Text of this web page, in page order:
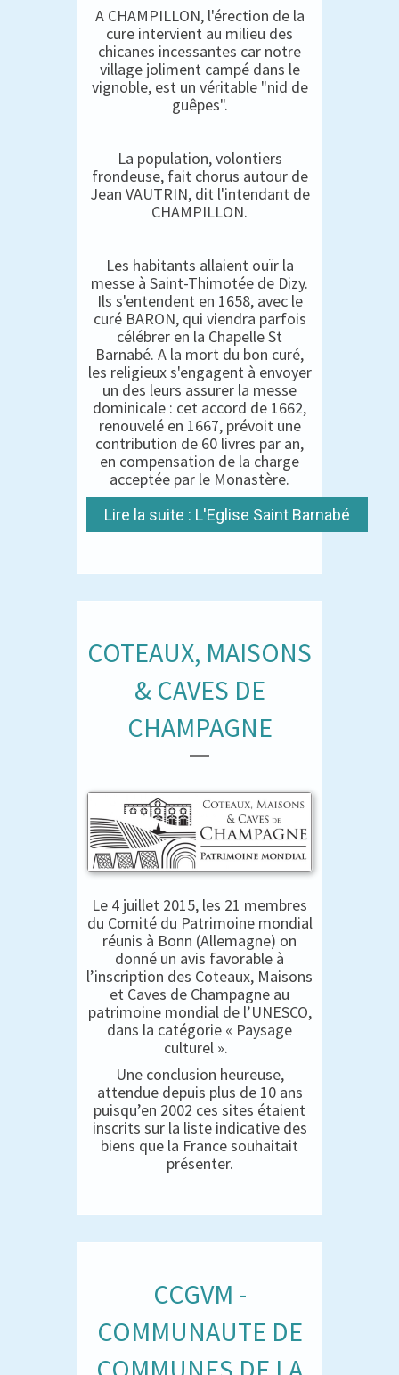
A CHAMPILLON, l'érection de la
cure intervient au milieu des
chicanes incessantes car notre
village joliment campé dans le
vignoble, est un véritable "nid de
guêpes".
La population, volontiers
frondeuse, fait chorus autour de
Jean VAUTRIN, dit l'intendant de
CHAMPILLON.
Les habitants allaient ouïr la
messe à Saint-Thimotée de Dizy.
Ils s'entendent en 1658, avec le
curé BARON, qui viendra parfois
célébrer en la Chapelle St
Barnabé. A la mort du bon curé,
les religieux s'engagent à envoyer
un des leurs assurer la messe
dominicale : cet accord de 1662,
renouvelé en 1667, prévoit une
contribution de 60 livres par an,
en compensation de la charge
acceptée par le Monastère.
Lire la suite : L'Eglise Saint Barnabé
COTEAUX, MAISONS
& CAVES DE
CHAMPAGNE
Le 4 juillet 2015, les 21 membres
du Comité du Patrimoine mondial
réunis à Bonn (Allemagne) on
donné un avis favorable à
l’inscription des Coteaux, Maisons
et Caves de Champagne au
patrimoine mondial de l’UNESCO,
dans la catégorie « Paysage
culturel ».
Une conclusion heureuse,
attendue depuis plus de 10 ans
puisqu’en 2002 ces sites étaient
inscrits sur la liste indicative des
biens que la France souhaitait
présenter.
CCGVM -
COMMUNAUTE DE